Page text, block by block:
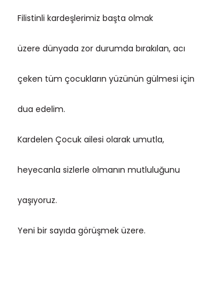
Filistinli kardeşlerimiz başta olmak
üzere dünyada zor durumda bırakılan, acı
çeken tüm çocukların yüzünün gülmesi için
dua edelim.
Kardelen Çocuk ailesi olarak umutla,
heyecanla sizlerle olmanın mutluluğunu
yaşıyoruz.
Yeni bir sayıda görüşmek üzere.